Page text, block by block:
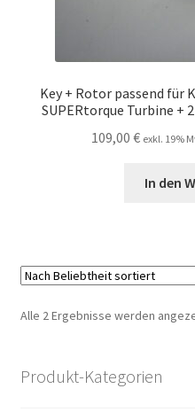
Key + Rotor passend für
SUPERtorque Turbine +
109,00 € exkl. 19%
In den
Alle 2 Ergebnisse werden
Produkt-Kategorien